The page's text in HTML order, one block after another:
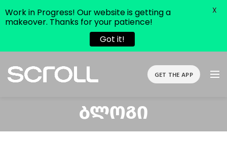
GET THE APP
Ბლოგი
Work in Progress! Our website is getting a
makeover. Thanks for your patience!
Got it!
X